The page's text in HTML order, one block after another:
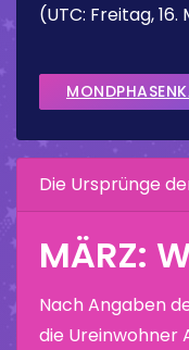
(UTC: Freitag, 16.
Die Ursprünge
MÄRZ:
Nach Angaben
die Ureinwohner